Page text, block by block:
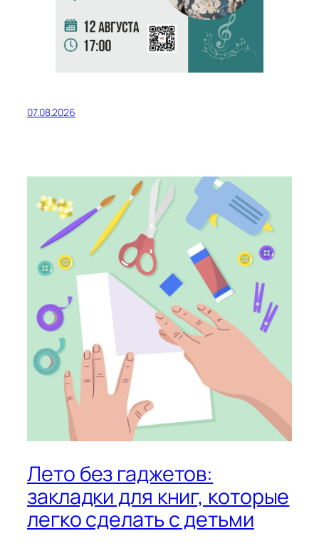
07.08.2026
Лето без гаджетов:
закладки для книг, которые
легко сделать с детьми